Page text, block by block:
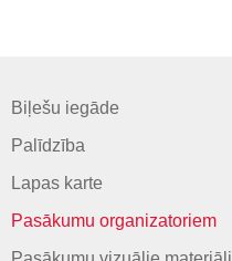
Biļešu iegāde
Palīdzība
Lapas karte
Pasākumu organizatoriem